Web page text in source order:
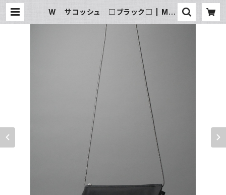
W サコッシュ □ブラック□ | MAI
キチ